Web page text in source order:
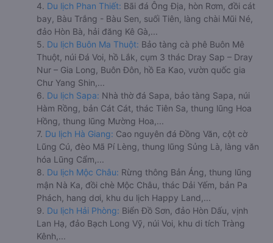
4. Du lịch Phan Thiết: Bãi đá Ông Địa, hòn Rơm, đồi cát
bay, Bàu Trắng - Bàu Sen, suối Tiên, làng chài Mũi Né,
đảo Hòn Bà, hải đăng Kê Gà,...
5. Du lịch Buôn Ma Thuột: Bảo tàng cà phê Buôn Mê
Thuột, núi Đá Voi, hồ Lắk, cụm 3 thác Dray Sap – Dray
Nur – Gia Long, Buôn Đôn, hồ Ea Kao, vườn quốc gia
Chư Yang Shin,...
6. Du lịch Sapa: Nhà thờ đá Sapa, bảo tàng Sapa, núi
Hàm Rồng, bản Cát Cát, thác Tiên Sa, thung lũng Hoa
Hồng, thung lũng Mường Hoa,...
7. Du lịch Hà Giang: Cao nguyên đá Đồng Văn, cột cờ
Lũng Cú, đèo Mã Pí Lèng, thung lũng Sủng Là, làng văn
hóa Lũng Cẩm,...
8. Du lịch Mộc Châu: Rừng thông Bản Áng, thung lũng
mận Nà Ka, đồi chè Mộc Châu, thác Dải Yếm, bản Pa
Phách, hang dơi, khu du lịch Happy Land,...
9. Du lịch Hải Phòng: Biển Đồ Sơn, đảo Hòn Dấu, vịnh
Lan Hạ, đảo Bạch Long Vỹ, núi Voi, khu di tích Tràng
Kênh,...